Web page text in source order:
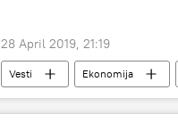
28 April 2019, 21:19
Vesti Ekonomija